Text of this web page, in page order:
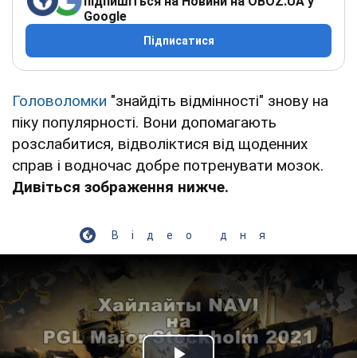
Google
Підписатися
Головоломки "знайдіть відмінності" знову на
піку популярності. Вони допомагають
розслабитися, відволіктися від щоденних
справ і водночас добре потренувати мозок.
Дивіться зображення нижче.
Відео дня